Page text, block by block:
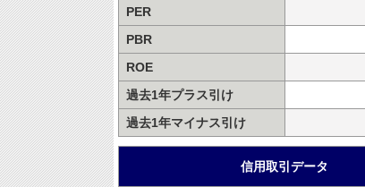
PER
PBR
ROE
過去1年プラス引け
過去1年マイナス引け
信用取引データ